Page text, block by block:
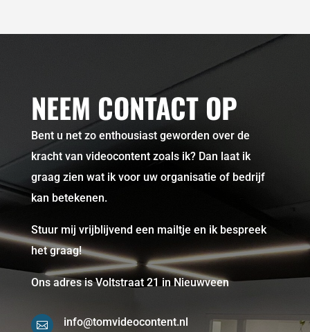
NEEM CONTACT OP
Bent u net zo enthousiast geworden over de
kracht van videocontent zoals ik? Dan laat ik
graag zien wat ik voor uw organisatie of bedrijf
kan betekenen.
Stuur mij vrijblijvend een mailtje en ik bespreek
het graag!
Ons adres is Voltstraat 21 in Nieuwveen
 info@tomvideocontent.nl